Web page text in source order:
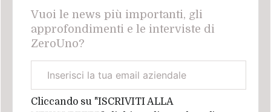
Vuoi le news più importanti, gli
approfondimenti e le interviste di
ZeroUno?
aziendale
Cliccando su "ISCRIVITI ALLA